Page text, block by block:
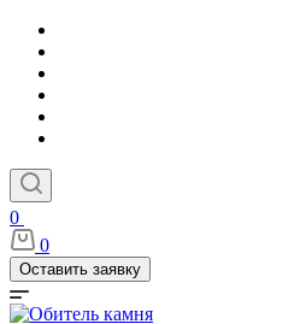
0
0
Оставить заявку